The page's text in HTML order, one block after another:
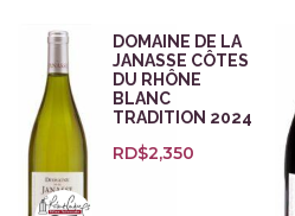
DOMAINE DE LA
JANASSE CÔTES
DU RHÔNE
BLANC
TRADITION 2024
RD$2,350